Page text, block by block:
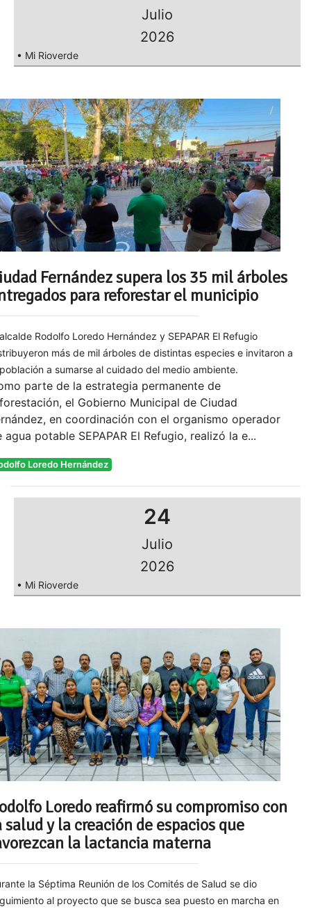
Julio
2026
• Mi Rioverde
Fernández supera los 35 mil árboles
para reforestar el municipio
Rodolfo Loredo Hernández y SEPAPAR El Refugio
más de mil árboles de distintas especies e invitaron a
a sumarse al cuidado del medio ambiente.
parte de la estrategia permanente de
el Gobierno Municipal de Ciudad
en coordinación con el organismo operador
agua potable SEPAPAR El Refugio, realizó la e...
Loredo Hernández
24
Julio
2026
• Mi Rioverde
Loredo reafirmó su compromiso con
salud y la creación de espacios que
la lactancia materna
la Séptima Reunión de los Comités de Salud se dio
al proyecto que se busca sea puesto en marcha en